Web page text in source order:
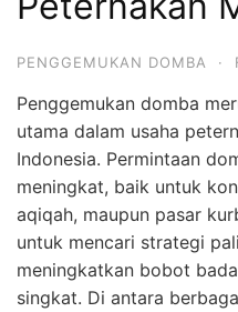
PENGGEMUKAN DOMBA ·
Penggemukan domba
utama dalam usaha
Indonesia. Permintaan
meningkat, baik untuk
aqiqah, maupun pasar
untuk mencari strategi
meningkatkan bobot
singkat. Di antara